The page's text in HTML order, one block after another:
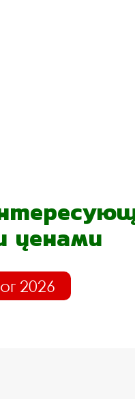
ценами
2026